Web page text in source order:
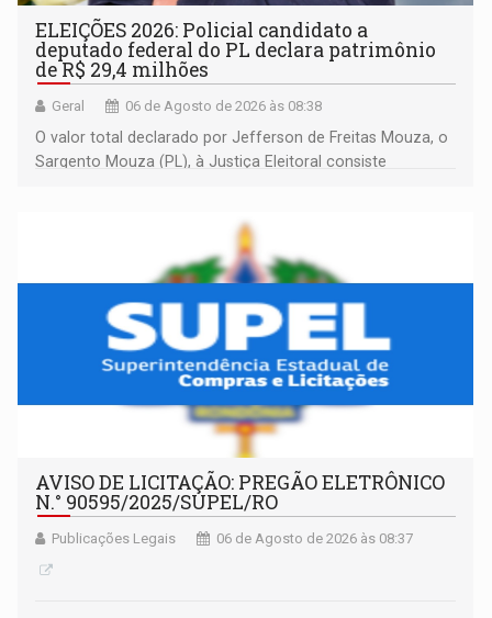
ELEIÇÕES 2026: Policial candidato a
deputado federal do PL declara patrimônio
de R$ 29,4 milhões
Geral 06 de Agosto de 2026 às 08:38
O valor total declarado por Jefferson de Freitas Mouza, o
Sargento Mouza (PL), à Justiça Eleitoral consiste
AVISO DE LICITAÇÃO: PREGÃO ELETRÔNICO
N.° 90595/2025/SUPEL/RO
Publicações Legais 06 de Agosto de 2026 às 08:37